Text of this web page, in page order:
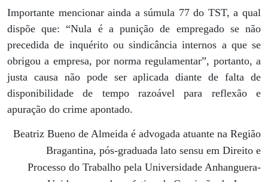
Importante mencionar ainda a súmula 77 do TST, a qual
dispõe que: “Nula é a punição de empregado se não
precedida de inquérito ou sindicância internos a que se
obrigou a empresa, por norma regulamentar”, portanto, a
justa causa não pode ser aplicada diante de falta de
disponibilidade de tempo razoável para reflexão e
apuração do crime apontado.
Beatriz Bueno de Almeida é advogada atuante na Região
Bragantina, pós-graduada lato sensu em Direito e
Processo do Trabalho pela Universidade Anhanguera-